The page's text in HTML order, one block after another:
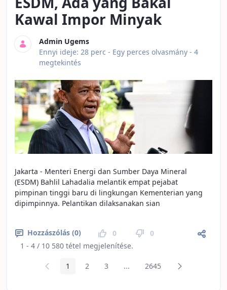
Kawal Impor Minyak
Admin Ugems
Publikálás dátuma
Ennyi ideje: 28 perc - Egy perces olvasmány - 4
megtekintés
Jakarta - Menteri Energi dan Sumber Daya Mineral
(ESDM) Bahlil Lahadalia melantik empat pejabat
pimpinan tinggi baru di lingkungan Kementerian yang
dipimpinnya. Pelantikan dilaksanakan sian
Hozzászólás (0) 0
0
1 - 4 / 10 580 tétel megjelenítése.
Előző oldalOldal
1 Oldal
2 Oldal
3 ...Köztes oldalak
Oldal
2645 Következő lap